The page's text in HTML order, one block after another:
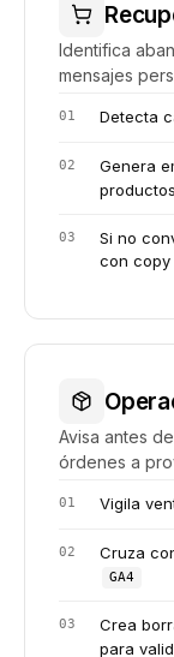
Identifica
mensajes
01 Detecta
02 Genera
03
Si no
con copy
Avisa antes
órdenes a
01 Vigila
02 Cruza
GA4
03 Crea
para